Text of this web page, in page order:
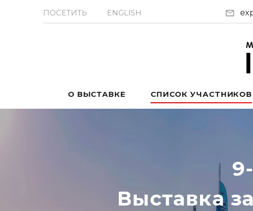
ПОСЕТИТЬ ENGLISH
О ВЫСТАВКЕ СПИСОК УЧАСТНИКОВ
Выставка